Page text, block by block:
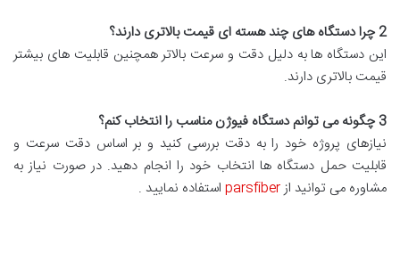
2 چرا دستگاه های چند هسته ای قیمت بالاتری دارند؟
این دستگاه ها به دلیل دقت و سرعت بالاتر همچنین قابلیت های بیشتر
قیمت بالاتری دارند.
3 چگونه می توانم دستگاه فیوژن مناسب را انتخاب کنم؟
نیازهای پروژه خود را به دقت بررسی کنید و بر اساس دقت سرعت و
قابلیت حمل دستگاه ها انتخاب خود را انجام دهید. در صورت نیاز به
مشاوره می توانید ازparsfiber استفاده نمایید .